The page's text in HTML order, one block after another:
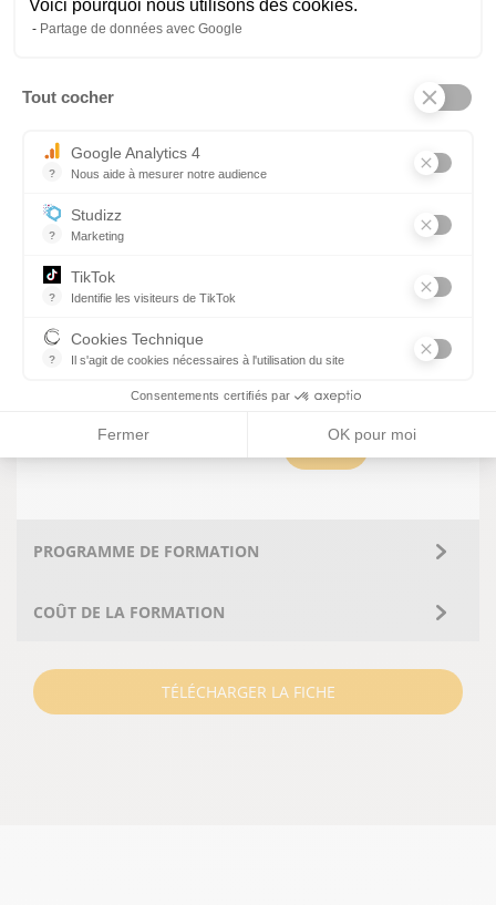
Voici pourquoi nous utilisons des cookies.
Partage de données avec Google
Tout cocher
?
Google Analytics 4
Nous aide à mesurer notre audience
?
Studizz
Marketing
?
TikTok
Identifie les visiteurs de TikTok
?
Cookies Technique
Il s'agit de cookies nécessaires à l'utilisation du site
Consentements certifiés par
Fermer OK pour moi
remise de documents
MODALITÉS D’ÉVALUATION DES
Quizz, étude de cas
Attestation de formation délivrée par Alméa
MODALITÉS D'ACCES AUX
PERSONNES EN SITUATION DE
Retrouver toutes informations ICI
PROGRAMME DE FORMATION
COÛT DE LA FORMATION
TÉLÉCHARGER LA FICHE